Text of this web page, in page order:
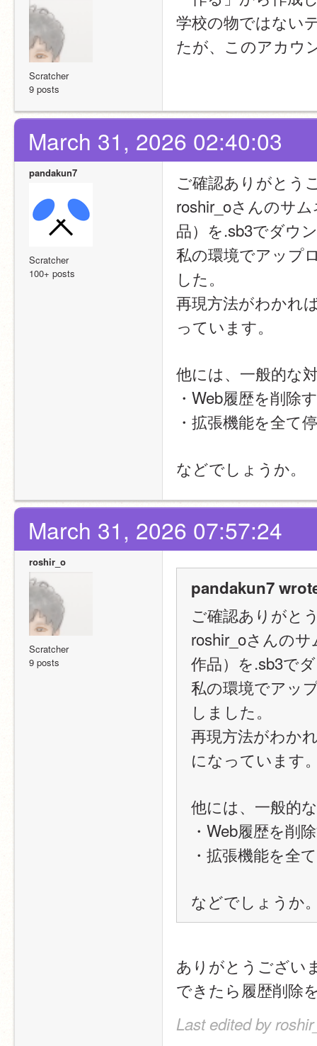
Scratcher
9 posts
学校の物ではない
たが、このアカウ
March 31, 2026 02:40:03
pandakun7
Scratcher
100+ posts
ご確認ありがとう
roshir_oさんのサ
品）を.sb3でダウ
私の環境でアップ
した。
再現方法がわかれ
っています。
他には、一般的な
・Web履歴を削除
・拡張機能を全て
などでしょうか。
March 31, 2026 07:57:24
roshir_o
Scratcher
9 posts
pandakun7
ご確認ありがと
roshir_oさんの
作品）を.sb3で
私の環境でアッ
しました。
再現方法がわか
になっています
他には、一般的
・Web履歴を削
・拡張機能を全
などでしょうか
ありがとうござい
できたら履歴削除
Last edited by